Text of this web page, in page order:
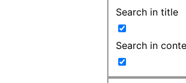
Search in title
Search in